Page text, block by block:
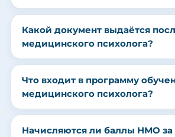
Какой документ выдаётся
медицинского психолога?
Что входит в программу
медицинского психолога?
Начисляются ли баллы НМО за